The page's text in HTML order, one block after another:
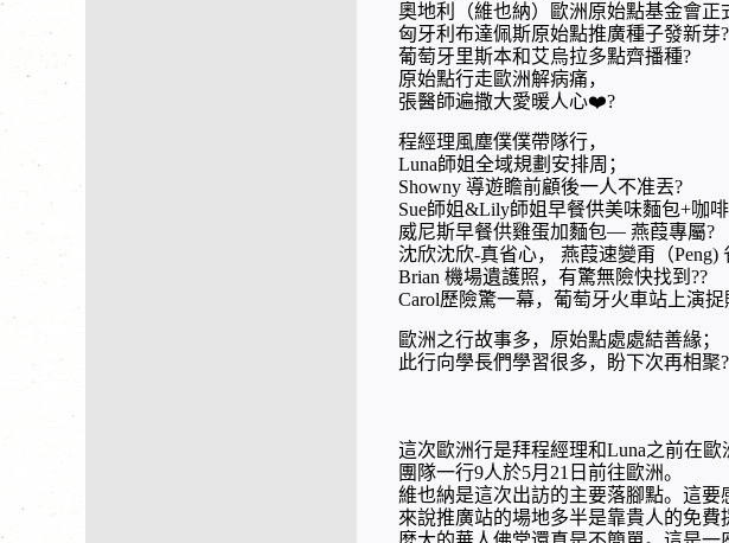
奧地利（維也納）歐洲原始點基金會正
匈牙利布達佩斯原始點推廣種子發新芽?
葡萄牙里斯本和艾烏拉多點齊播種?
原始點行走歐洲解病痛，
張醫師遍撒大愛暖人心❤?
程經理風塵僕僕帶隊行，
Luna師姐全域規劃安排周；
Showny 導遊瞻前顧後一人不准丟?
Sue師姐&Lily師姐早餐供美味麵包+咖啡
威尼斯早餐供雞蛋加麵包—燕葭專屬?
沈欣沈欣-真省心， 燕葭速變甭（Peng)
Brian 機場遺護照，有驚無險快找到??
Carol歷險驚一幕，葡萄牙火車站上演
歐洲之行故事多，原始點處處結善緣；
此行向學長們學習很多，盼下次再相聚
這次歐洲行是拜程經理和Luna之前在歐
團隊一行9人於5月21 日前往歐洲。
維也納是這次出訪的主要落腳點。這
來說推廣站的場地多半是靠貴人的免